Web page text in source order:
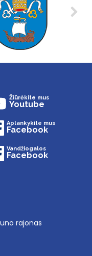
Žiūrėkite mus
Youtube
Aplankykite mus
Facebook
Vandžiogalos
Facebook
rajonas